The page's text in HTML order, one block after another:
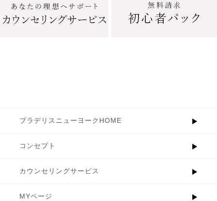
ブラデリスニューヨークHOME
コンセプト
カウンセリングサービス
MYページ